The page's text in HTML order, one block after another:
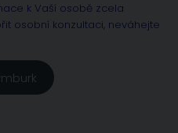
k Vaší osobě zcela
osobní konzultaci, neváhejte